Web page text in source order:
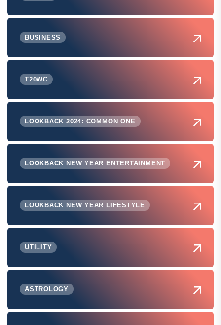
BUSINESS
T20WC
LOOKBACK 2024: COMMON ONE
LOOKBACK NEW YEAR ENTERTAINMENT
LOOKBACK NEW YEAR LIFESTYLE
UTILITY
ASTROLOGY